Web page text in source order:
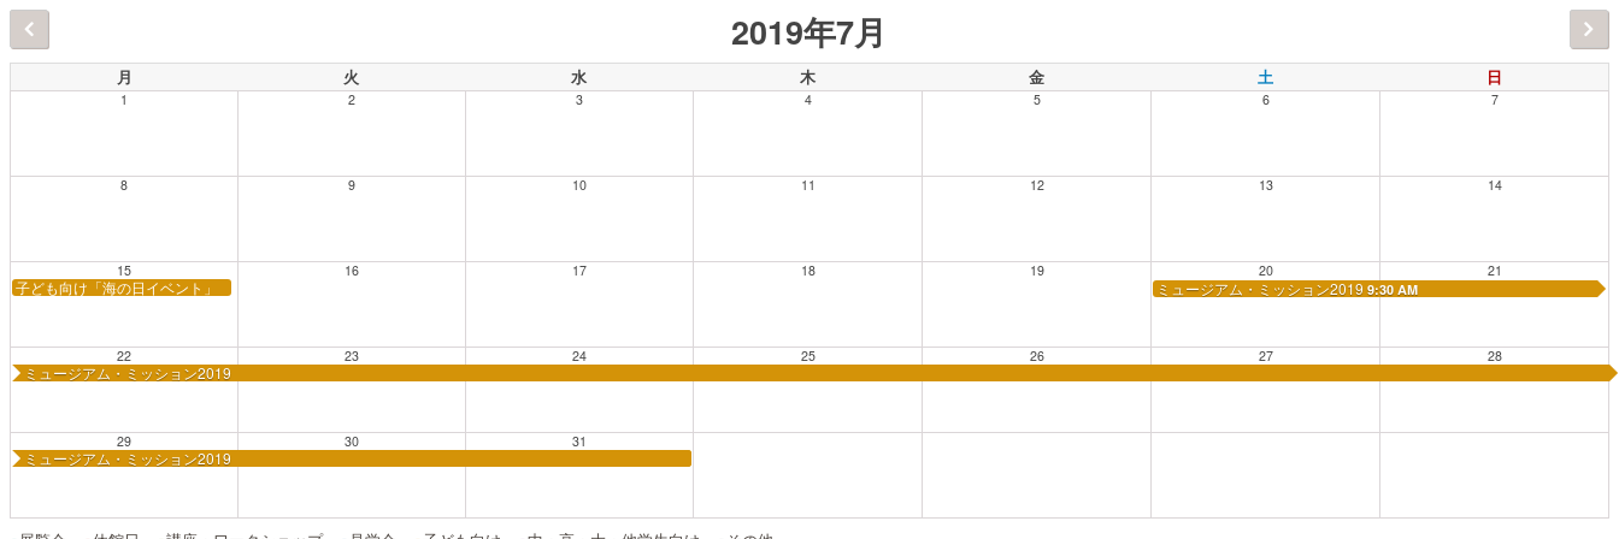
2019年7月
月 火 水 木 金 土 日
1 2 3 4 5 6 7
8 9 10 11 12 13 14
15
子ども向け「海の日イベント」
16 17 18 19 20
ミュージアム・ミッション2019 9:30 AM
21
22
ミュージアム・ミッション2019
23 24 25 26 27 28
29
ミュージアム・ミッション2019
30 31